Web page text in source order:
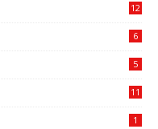
12
6
5
11
1